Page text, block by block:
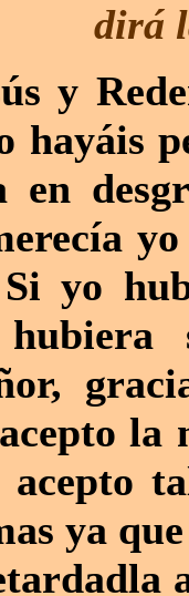
dirá
y
hayáis
en
yo
la
ya